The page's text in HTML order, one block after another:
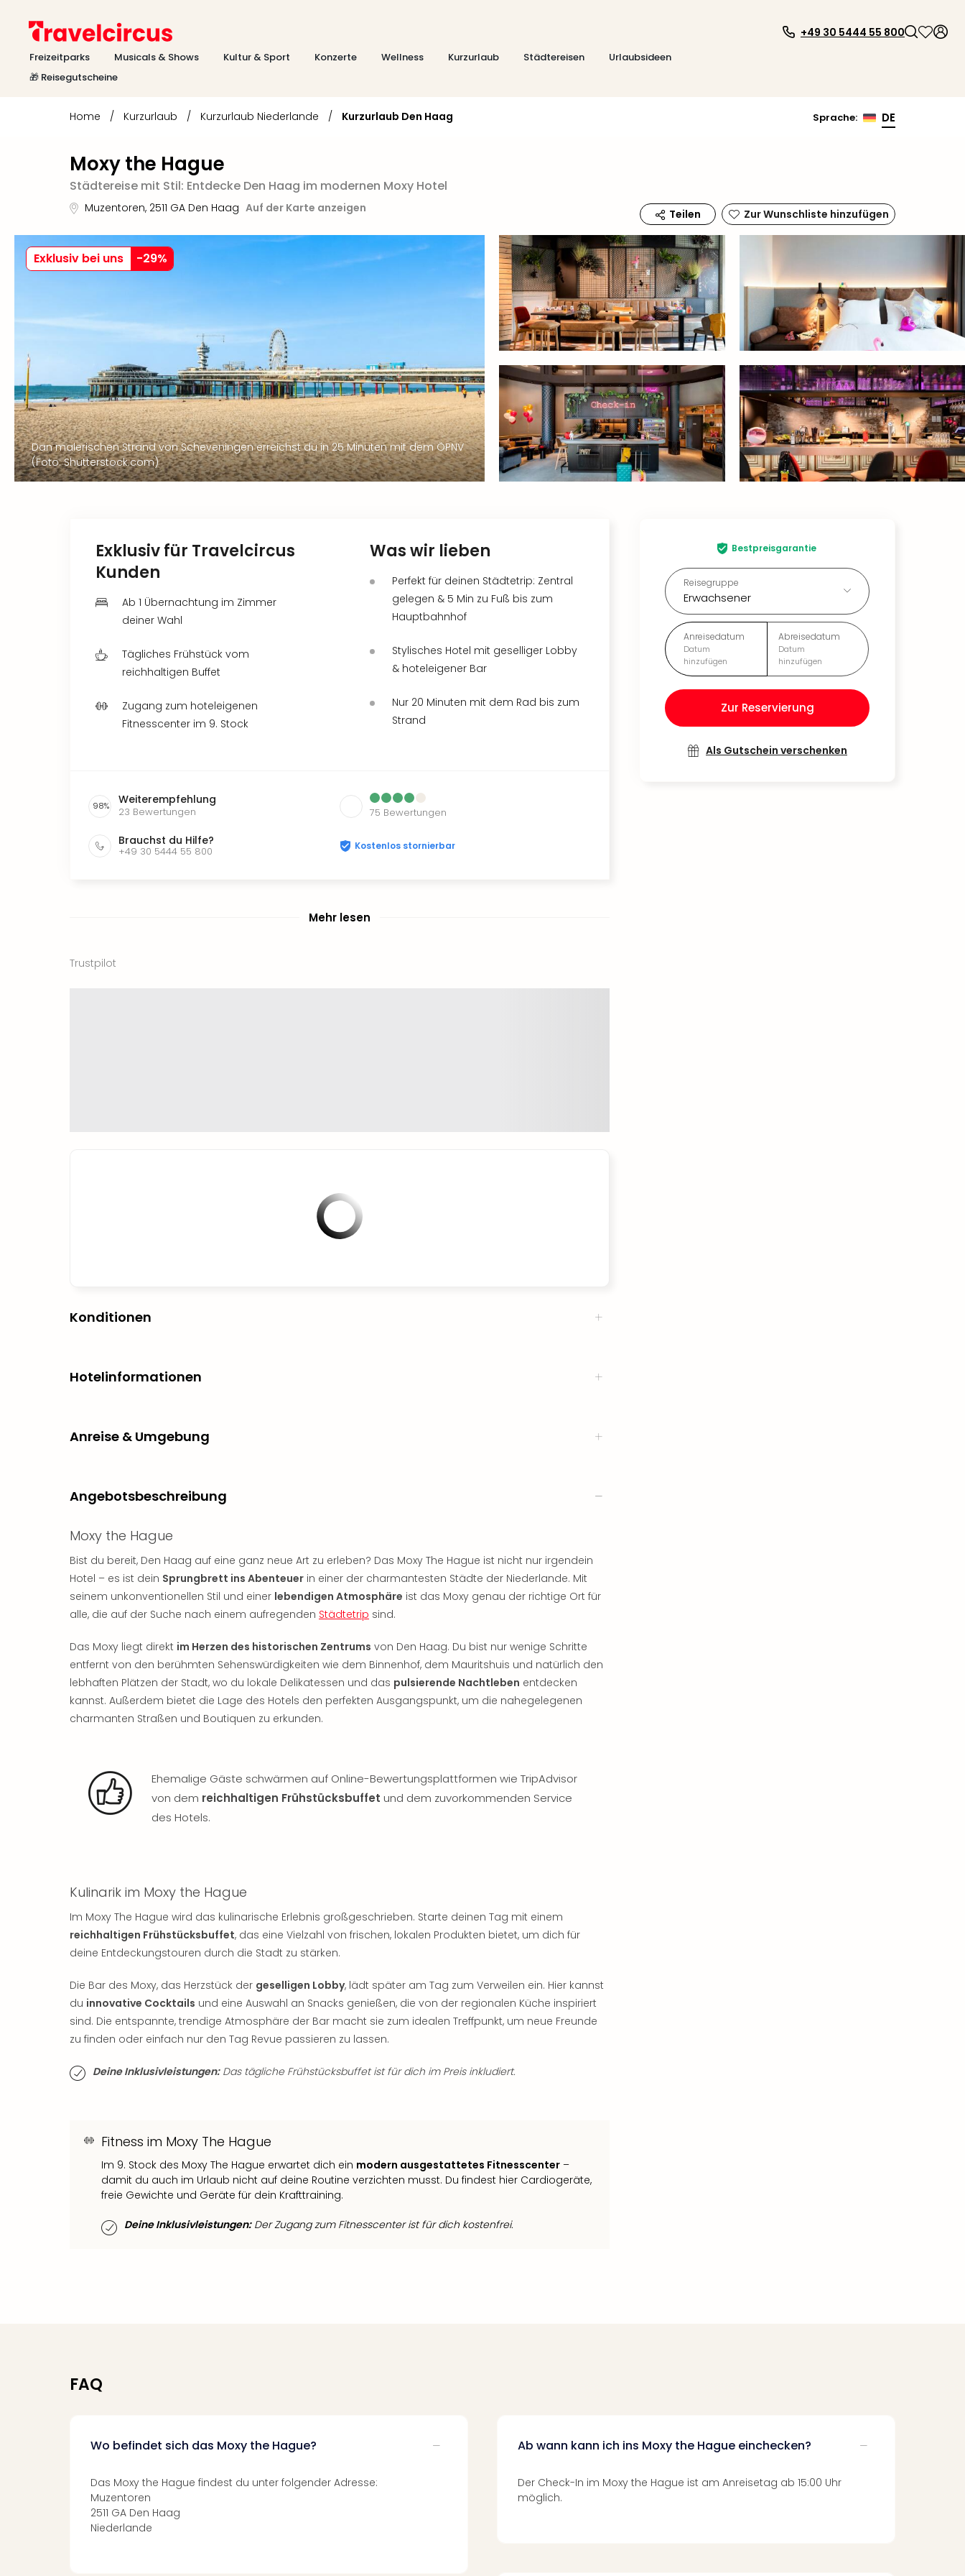
Freizeitparks Musicals & Shows Kultur & Sport Konzerte Wellness Kurzurlaub Städtereisen
Urlaubsideen
🎁 Reisegutscheine
+49 30 5444 55 800
Home / Kurzurlaub / Kurzurlaub Niederlande / Kurzurlaub Den Haag Sprache: DE
Moxy the Hague
Städtereise mit Stil: Entdecke Den Haag im modernen Moxy Hotel
Muzentoren, 2511 GA Den Haag Auf der Karte anzeigen Teilen Zur Wunschliste hinzufügen
Exklusiv bei uns -29%
Dan malerischen Strand von Scheveningen erreichst du in 25 Minuten mit dem ÖPNV
(Foto: Shutterstock.com)
Bestpreisgarantie
Reisegruppe
Erwachsener
Anreisedatum
Datum
hinzufügen
Abreisedatum
Datum
hinzufügen
Zur Reservierung
Als Gutschein verschenken
Exklusiv für Travelcircus
Kunden
Ab 1 Übernachtung im Zimmer
deiner Wahl
Tägliches Frühstück vom
reichhaltigen Buffet
Zugang zum hoteleigenen
Fitnesscenter im 9. Stock
Was wir lieben
Perfekt für deinen Städtetrip: Zentral
gelegen & 5 Min zu Fuß bis zum
Hauptbahnhof
Stylisches Hotel mit geselliger Lobby
& hoteleigener Bar
Nur 20 Minuten mit dem Rad bis zum
Strand
98% Weiterempfehlung
23 Bewertungen 75 Bewertungen
Brauchst du Hilfe?
+49 30 5444 55 800 Kostenlos stornierbar
Mehr lesen
Trustpilot
Konditionen
Hotelinformationen
Anreise & Umgebung
Angebotsbeschreibung
Moxy the Hague
Bist du bereit, Den Haag auf eine ganz neue Art zu erleben? Das Moxy The Hague ist nicht nur irgendein
Hotel – es ist dein Sprungbrett ins Abenteuer in einer der charmantesten Städte der Niederlande. Mit
seinem unkonventionellen Stil und einer lebendigen Atmosphäre ist das Moxy genau der richtige Ort für
alle, die auf der Suche nach einem aufregenden Städtetrip sind.
Das Moxy liegt direkt im Herzen des historischen Zentrums von Den Haag. Du bist nur wenige Schritte
entfernt von den berühmten Sehenswürdigkeiten wie dem Binnenhof, dem Mauritshuis und natürlich den
lebhaften Plätzen der Stadt, wo du lokale Delikatessen und das pulsierende Nachtleben entdecken
kannst. Außerdem bietet die Lage des Hotels den perfekten Ausgangspunkt, um die nahegelegenen
charmanten Straßen und Boutiquen zu erkunden.
Ehemalige Gäste schwärmen auf Online-Bewertungsplattformen wie TripAdvisor
von dem reichhaltigen Frühstücksbuffet und dem zuvorkommenden Service
des Hotels.
Kulinarik im Moxy the Hague
Im Moxy The Hague wird das kulinarische Erlebnis großgeschrieben. Starte deinen Tag mit einem
reichhaltigen Frühstücksbuffet, das eine Vielzahl von frischen, lokalen Produkten bietet, um dich für
deine Entdeckungstouren durch die Stadt zu stärken.
Die Bar des Moxy, das Herzstück der geselligen Lobby, lädt später am Tag zum Verweilen ein. Hier kannst
du innovative Cocktails und eine Auswahl an Snacks genießen, die von der regionalen Küche inspiriert
sind. Die entspannte, trendige Atmosphäre der Bar macht sie zum idealen Treffpunkt, um neue Freunde
zu finden oder einfach nur den Tag Revue passieren zu lassen.
Deine Inklusivleistungen:Das tägliche Frühstücksbuffet ist für dich im Preis inkludiert.
Fitness im Moxy The Hague
Im 9. Stock des Moxy The Hague erwartet dich ein modern ausgestattetes Fitnesscenter –
damit du auch im Urlaub nicht auf deine Routine verzichten musst. Du findest hier Cardiogeräte,
freie Gewichte und Geräte für dein Krafttraining.
Deine Inklusivleistungen:Der Zugang zum Fitnesscenter ist für dich kostenfrei.
FAQ
Wo befindet sich das Moxy the Hague?
Das Moxy the Hague findest du unter folgender Adresse:
Muzentoren
2511 GA Den Haag
Niederlande
Ab wann kann ich ins Moxy the Hague einchecken?
Der Check-In im Moxy the Hague ist am Anreisetag ab 15:00 Uhr
möglich.